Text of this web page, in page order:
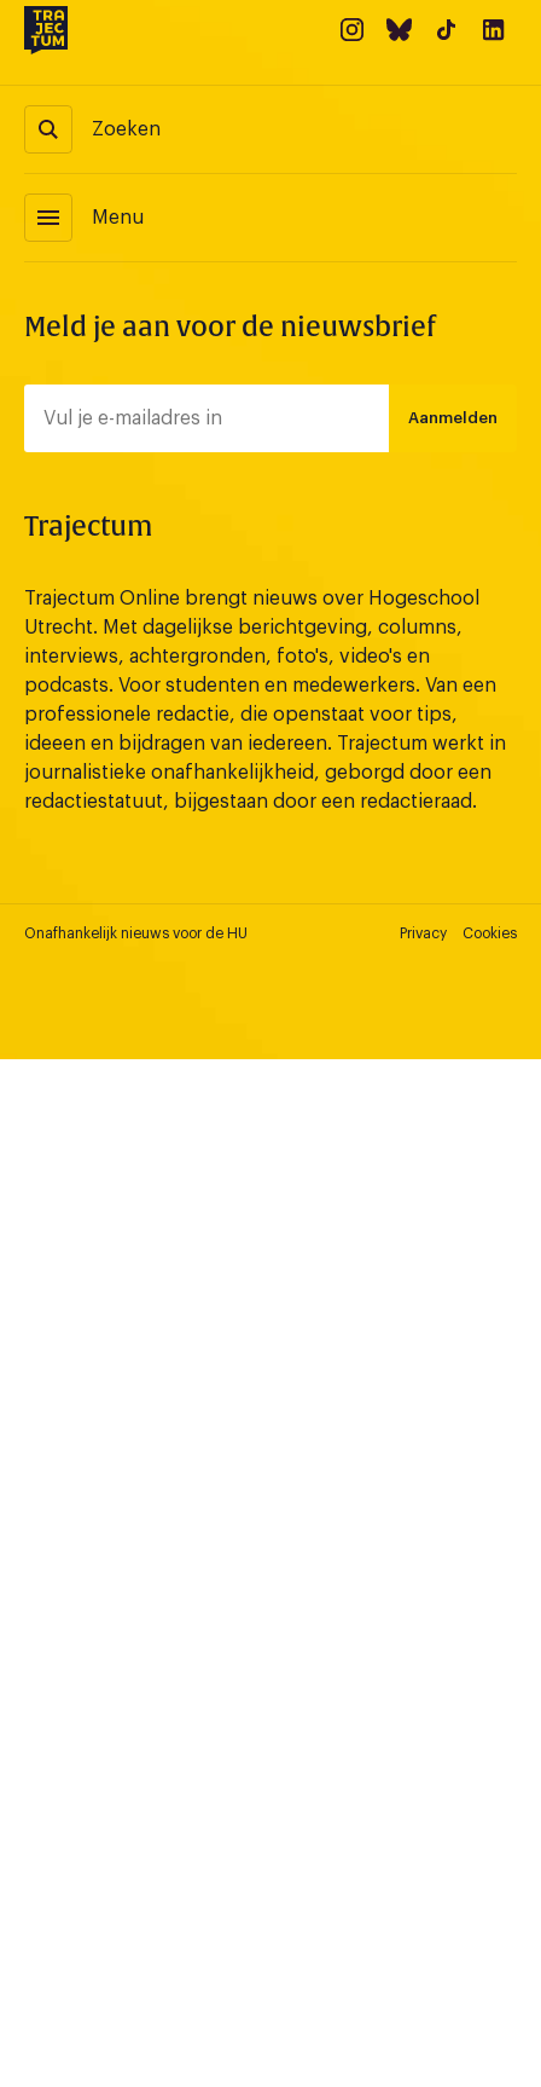
Zoeken
menu Menu
Meld je aan voor de nieuwsbrief
Aanmelden
Trajectum
Trajectum Online brengt nieuws over Hogeschool
Utrecht. Met dagelijkse berichtgeving, columns,
interviews, achtergronden, foto's, video's en
podcasts. Voor studenten en medewerkers. Van een
professionele redactie, die openstaat voor tips,
ideeen en bijdragen van iedereen. Trajectum werkt in
journalistieke onafhankelijkheid, geborgd door een
redactiestatuut, bijgestaan door een redactieraad.
Onafhankelijk nieuws voor de HU Privacy Cookies